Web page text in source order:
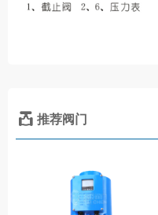
推荐阀门